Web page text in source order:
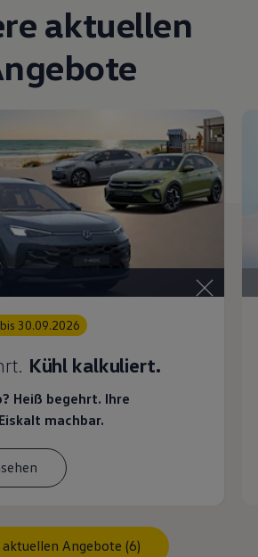
aktuellen
30.09.2026
Kühl kalkuliert.
Heiß begehrt. Ihre
machbar.
Angebote (6)